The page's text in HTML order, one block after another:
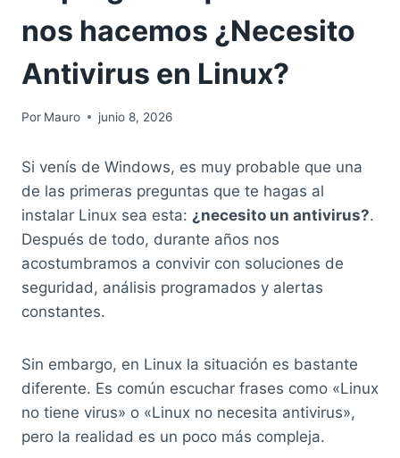
nos hacemos ¿Necesito
Antivirus en Linux?
Por Mauro junio 8, 2026
Si venís de Windows, es muy probable que una
de las primeras preguntas que te hagas al
instalar Linux sea esta: ¿necesito un antivirus?.
Después de todo, durante años nos
acostumbramos a convivir con soluciones de
seguridad, análisis programados y alertas
constantes.
Sin embargo, en Linux la situación es bastante
diferente. Es común escuchar frases como «Linux
no tiene virus» o «Linux no necesita antivirus»,
pero la realidad es un poco más compleja.